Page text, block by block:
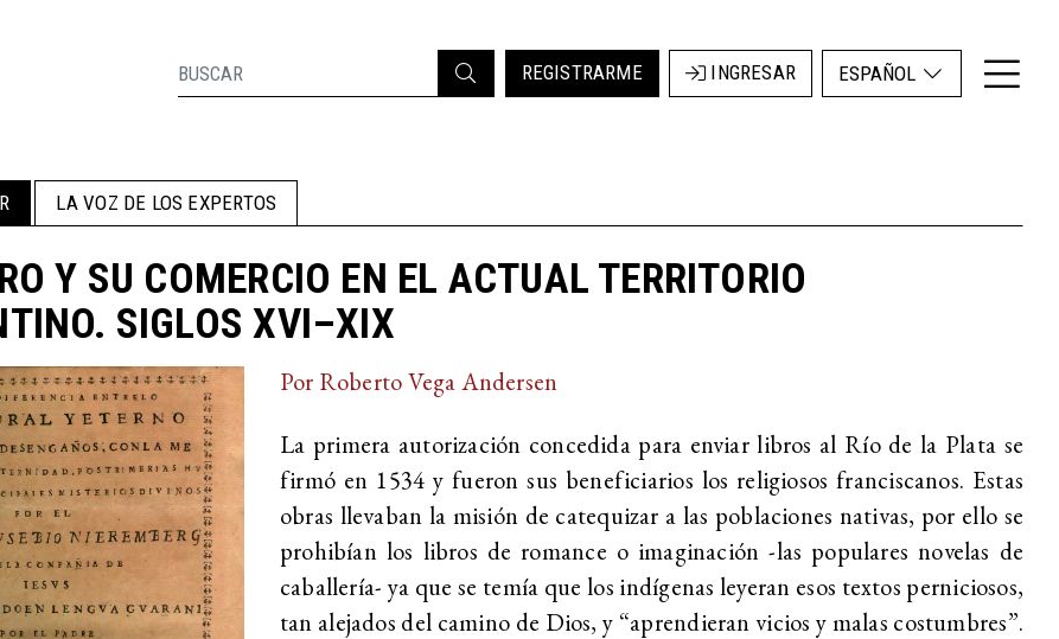
REGISTRARME INGRESAR ESPAÑOL
LA VOZ DE LOS EXPERTOS
Y SU COMERCIO EN EL ACTUAL TERRITORIO
SIGLOS XVI–XIX
Por Roberto Vega Andersen
La primera autorización concedida para enviar libros al Río de la Plata se
firmó en 1534 y fueron sus beneficiarios los religiosos franciscanos. Estas
obras llevaban la misión de catequizar a las poblaciones nativas, por ello se
prohibían los libros de romance o imaginación -las populares novelas de
caballería- ya que se temía que los indígenas leyeran esos textos perniciosos,
tan alejados del camino de Dios, y “aprendieran vicios y malas costumbres”.